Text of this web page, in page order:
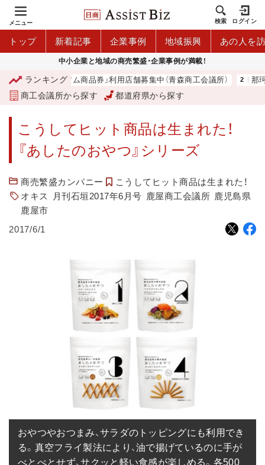
メニュー 検索 ログイン
トップ 新着記事 企業事例 地域振興 あの人を
中小企業と地域の商売繁盛・企業事例が満載！
ランキング
森市プレミアム商品券」利用店舗募集中（青森商工会議所） 那珂湊
商工会議所から探す 都道府県から探す
こうしてヒット商品は生まれた！
『あしたのおやつ』シリーズ
商売繁盛カンパニー
こうしてヒット商品は生まれた！
オキス
月刊石垣2017年6月号 鹿屋商工会議所 鹿児島県
鹿屋市
2017/6/1
おやつやおつまみ、サラダのトッピングにも利用でき
る。真空フライ製法により、油で揚げているのに手が
べとべとせず、サクッと軽い食感が楽しめる。各500